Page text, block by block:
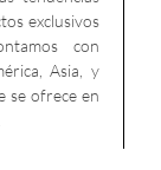
exclusivos
con
Asia, y
se ofrece en